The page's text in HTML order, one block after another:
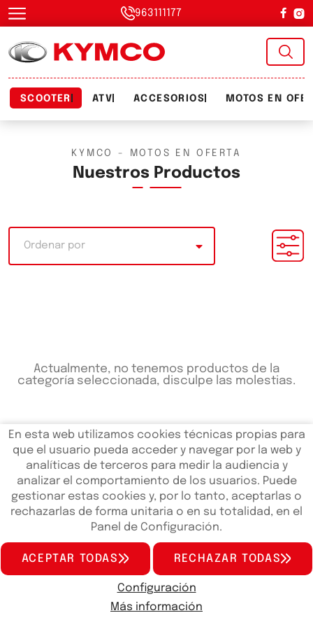
963111177
SCOOTER ATV ACCESORIOS MOTOS EN
KYMCO - MOTOS EN OFERTA
Nuestros Productos
Ordenar por
Actualmente, no tenemos productos de la
categoría seleccionada, disculpe las molestias.
En esta web utilizamos cookies técnicas propias para
que el usuario pueda acceder y navegar por la web y
analíticas de terceros para medir la audiencia y
analizar el comportamiento de los usuarios. Puede
gestionar estas cookies y, por lo tanto, aceptarlas o
rechazarlas de forma unitaria o en su totalidad, en el
Panel de Configuración.
ACEPTAR TODAS RECHAZAR TODAS
Configuración
Más información
NOTICIAS
concesionariokymcovalencia.es
Valencia
edina.es
Política de Cookies
Configuración de Cookies